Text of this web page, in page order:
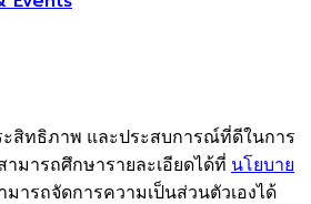
ะสิทธิภาพ และประสบการณ์ที่ดีในการ
มารถศึกษารายละเอียดได้ที่ นโยบาย
มารถจัดการความเป็นส่วนตัวเองได้